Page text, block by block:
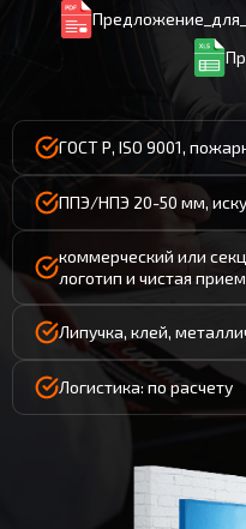
ГОСТ Р, ISO 9001,
ППЭ/НПЭ 20-50 мм,
коммерческий или
логотип и чистая
Липучка, клей,
Логистика: по расчету